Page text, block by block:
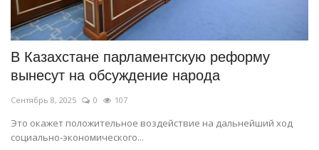
В Казахстане парламентскую реформу
вынесут на обсуждение народа
Сентябрь 8, 2025 0 107
Это окажет положительное воздействие на дальнейший ход
социально-экономического...